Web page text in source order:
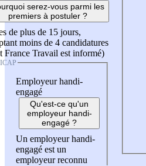
serez-vous parmi les
premiers à postuler ?
de plus de 15 jours,
moins de 4 candidatures
France Travail est informé)
Employeur handi-
engagé
Qu'est-ce qu'un
employeur handi-
engagé ?
Un employeur handi-
engagé est un
employeur reconnu